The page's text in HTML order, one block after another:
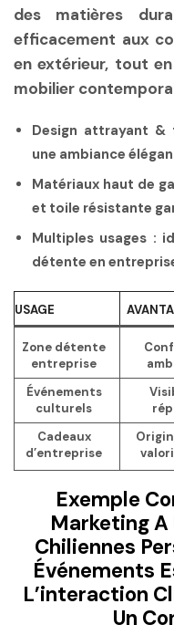
des matières
efficacement aux
en extérieur, tout
mobilier
Design attrayant &
une ambiance
Matériaux haut de
et toile résistante
Multiples usages :
détente en
USAGE
Zone détente
entreprise
Événements
culturels
Cadeaux
d’entreprise
Exemple
Marketing A
Chiliennes
Événements
L’interaction
Un